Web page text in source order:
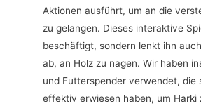
Aktionen ausführt, um an die
zu gelangen. Dieses interaktive
beschäftigt, sondern lenkt ihn
ab, an Holz zu nagen. Wir haben
und Futterspender verwendet, die
effektiv erwiesen haben, um Harki